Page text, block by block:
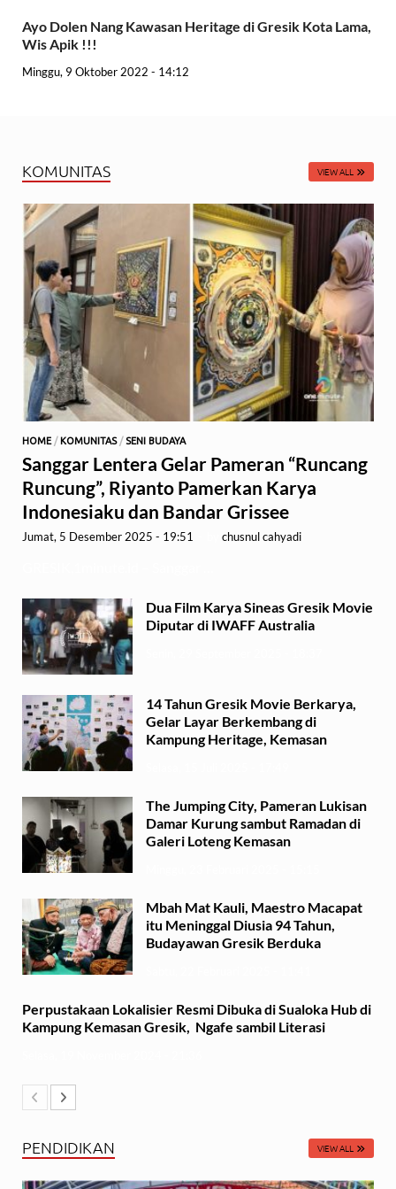
Ayo Dolen Nang Kawasan Heritage di Gresik Kota Lama,
Wis Apik !!!
Minggu, 9 Oktober 2022 - 14:12
KOMUNITAS VIEW ALL
HOME / KOMUNITAS/ SENI BUDAYA
Sanggar Lentera Gelar Pameran “Runcang
Runcung”, Riyanto Pamerkan Karya
Indonesiaku dan Bandar Grissee
Jumat, 5 Desember 2025 - 19:51 chusnul cahyadi
Dua Film Karya Sineas Gresik Movie
Diputar di IWAFF Australia
14 Tahun Gresik Movie Berkarya,
Gelar Layar Berkembang di
Kampung Heritage, Kemasan
The Jumping City, Pameran Lukisan
Damar Kurung sambut Ramadan di
Galeri Loteng Kemasan
Mbah Mat Kauli, Maestro Macapat
itu Meninggal Diusia 94 Tahun,
Budayawan Gresik Berduka
Perpustakaan Lokalisier Resmi Dibuka di Sualoka Hub di
Kampung Kemasan Gresik, Ngafe sambil Literasi
PENDIDIKAN VIEW ALL